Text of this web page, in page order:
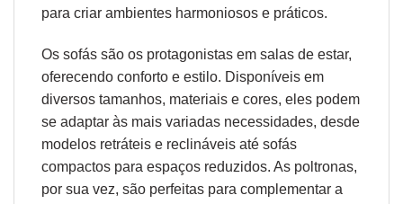
para criar ambientes harmoniosos e práticos.
Os sofás são os protagonistas em salas de estar,
oferecendo conforto e estilo. Disponíveis em
diversos tamanhos, materiais e cores, eles podem
se adaptar às mais variadas necessidades, desde
modelos retráteis e reclináveis até sofás
compactos para espaços reduzidos. As poltronas,
por sua vez, são perfeitas para complementar a